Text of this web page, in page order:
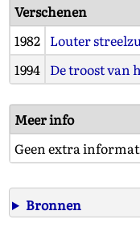
Verschenen
1982 Louter
1994 De troost van
Meer info
Geen extra
Bronnen